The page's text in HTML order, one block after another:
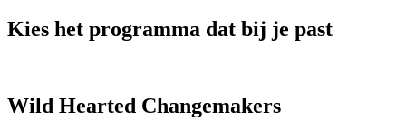
Kies het programma dat bij je past
Wild Hearted Changemakers